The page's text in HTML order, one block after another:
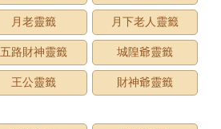
月老靈籤 月下老人靈籤
五路財神靈籤 城隍爺靈籤
王公靈籤 財神爺靈籤